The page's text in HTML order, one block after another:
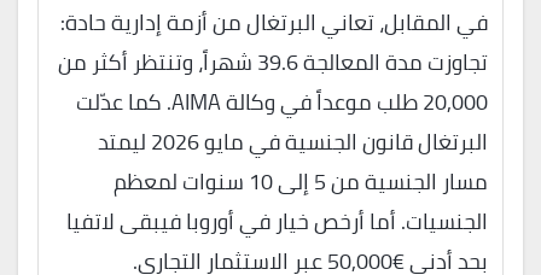
في المقابل، تعاني البرتغال من أزمة إدارية حادة:
تجاوزت مدة المعالجة 39.6 شهراً، وتنتظر أكثر من
20,000 طلب موعداً في وكالة AIMA. كما عدّلت
البرتغال قانون الجنسية في مايو 2026 ليمتد
مسار الجنسية من 5 إلى 10 سنوات لمعظم
الجنسيات. أما أرخص خيار في أوروبا فيبقى لاتفيا
بحد أدنى €50,000 عبر الاستثمار التجاري.